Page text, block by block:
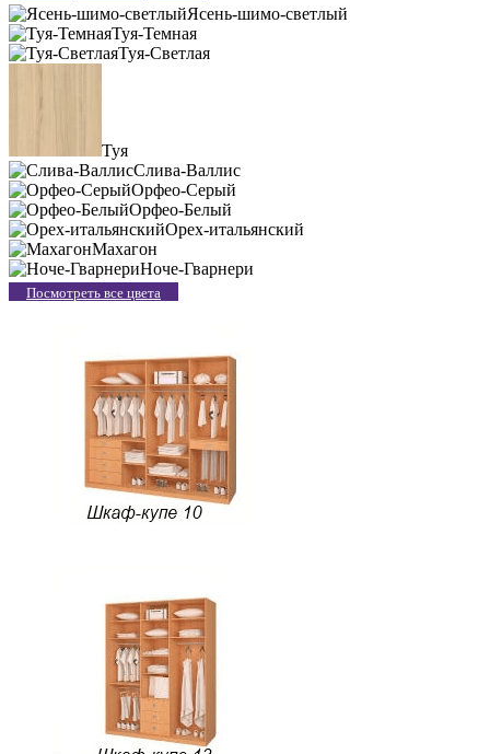
Ясень-шимо-светлый
Туя-Темная
Туя-Светлая
Туя
Слива-Валлис
Орфео-Серый
Орфео-Белый
Орех-итальянский
Махагон
Ноче-Гварнери
Посмотреть все цвета